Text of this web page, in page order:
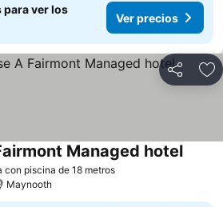
para ver los
Ver precios
Compartir
con piscina de 18 metrosVer precios
Managed hotelVer
Maynooth